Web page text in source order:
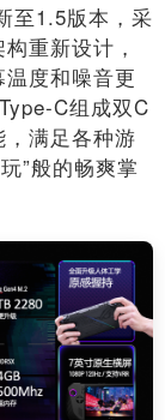
至1.5版本，采
重新设计，
度和噪音更
C组成双C
满足各种游
”般的畅爽掌